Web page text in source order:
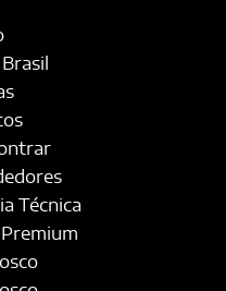
Técnica